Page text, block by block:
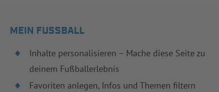
MEIN FUSSBALL
Inhalte personalisieren – Mache diese Seite zu
deinem Fußballerlebnis
Favoriten anlegen, Infos und Themen filtern